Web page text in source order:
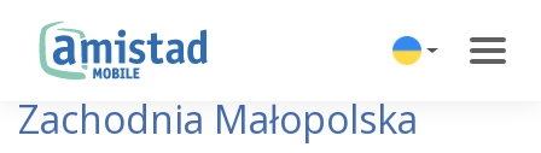
Zachodnia Małopolska